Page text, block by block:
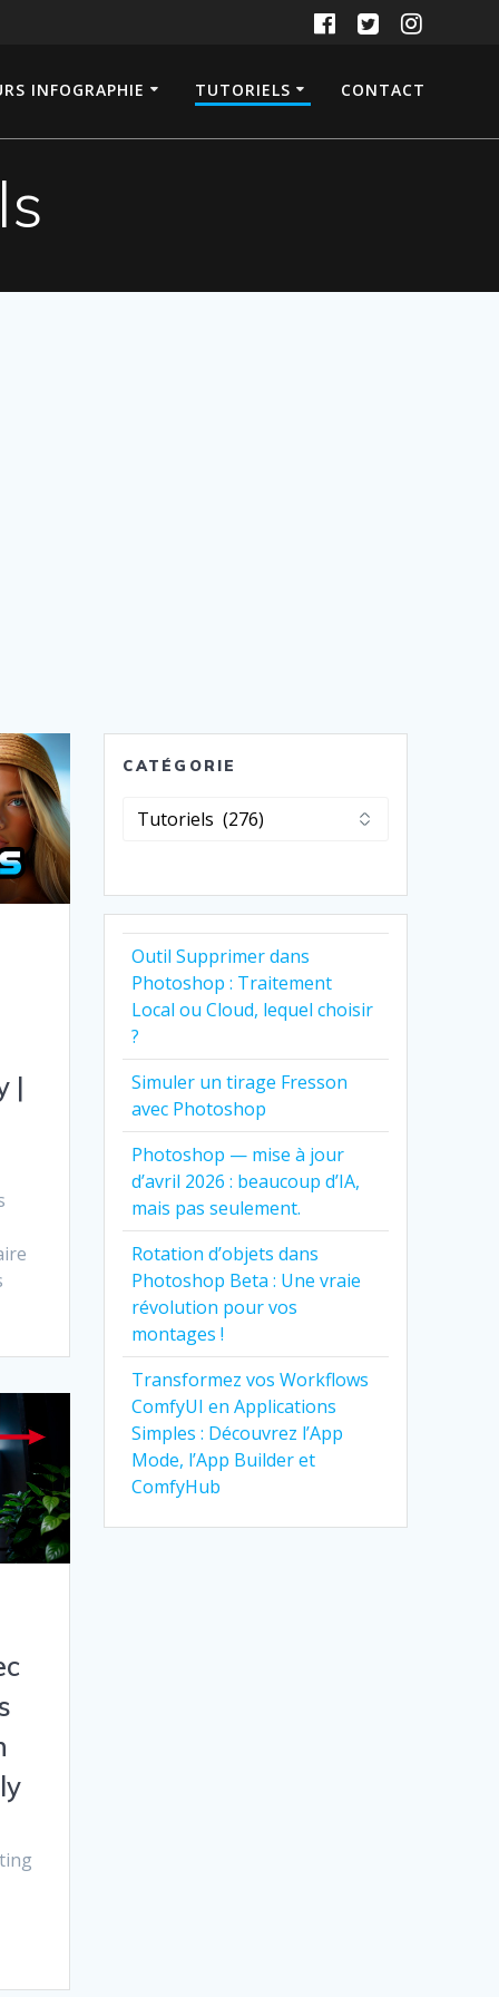
INFOGRAPHIE TUTORIELS CONTACT
|
CATÉGORIE
Catégorie
Outil Supprimer dans
Photoshop : Traitement
Local ou Cloud, lequel choisir
?
Simuler un tirage Fresson
avec Photoshop
Photoshop — mise à jour
d’avril 2026 : beaucoup d’IA,
mais pas seulement.
Rotation d’objets dans
Photoshop Beta : Une vraie
révolution pour vos
montages !
Transformez vos Workflows
ComfyUI en Applications
Simples : Découvrez l’App
Mode, l’App Builder et
ComfyHub